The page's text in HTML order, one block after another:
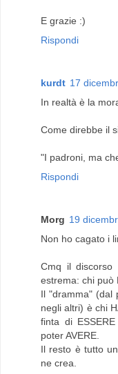
E grazie :)
Rispondi
kurdt 17
In realtà è la
Come direbbe il
"I padroni, ma
Rispondi
Morg 19
Non ho cagato i
Cmq il discorso
estrema: chi può
Il "dramma" (dal
negli altri) è chi
finta di
poter AVERE.
Il resto è tutto
ne crea.